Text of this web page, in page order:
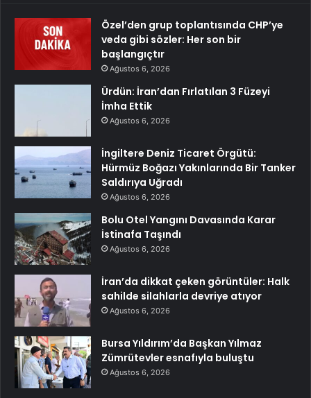
Özel’den grup toplantısında CHP’ye
veda gibi sözler: Her son bir
başlangıçtır
Ağustos 6, 2026
Ürdün: İran’dan Fırlatılan 3 Füzeyi
İmha Ettik
Ağustos 6, 2026
İngiltere Deniz Ticaret Örgütü:
Hürmüz Boğazı Yakınlarında Bir Tanker
Saldırıya Uğradı
Ağustos 6, 2026
Bolu Otel Yangını Davasında Karar
İstinafa Taşındı
Ağustos 6, 2026
İran’da dikkat çeken görüntüler: Halk
sahilde silahlarla devriye atıyor
Ağustos 6, 2026
Bursa Yıldırım’da Başkan Yılmaz
Zümrütevler esnafıyla buluştu
Ağustos 6, 2026